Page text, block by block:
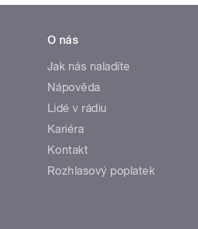
O nás
Jak nás naladíte
Nápověda
Lidé v rádiu
Kariéra
Kontakt
Rozhlasový poplatek